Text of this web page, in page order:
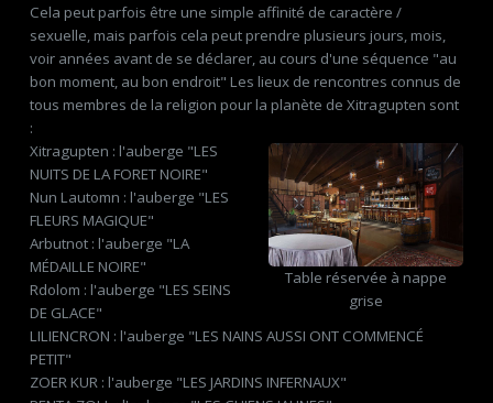
Cela peut parfois être une simple affinité de caractère /
sexuelle, mais parfois cela peut prendre plusieurs jours, mois,
voir années avant de se déclarer, au cours d'une séquence "au
bon moment, au bon endroit" Les lieux de rencontres connus de
tous membres de la religion pour la planète de Xitragupten sont
:
Table réservée à nappe
grise
Xitragupten : l'auberge "LES
NUITS DE LA FORET NOIRE"
Nun Lautomn : l'auberge "LES
FLEURS MAGIQUE"
Arbutnot : l'auberge "LA
MÉDAILLE NOIRE"
Rdolom : l'auberge "LES SEINS
DE GLACE"
LILIENCRON : l'auberge "LES NAINS AUSSI ONT COMMENCÉ
PETIT"
ZOER KUR : l'auberge "LES JARDINS INFERNAUX"